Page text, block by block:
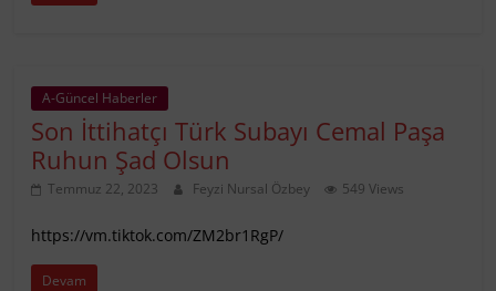
A-Güncel Haberler
Son İttihatçı Türk Subayı Cemal Paşa
Ruhun Şad Olsun
Temmuz 22, 2023 Feyzi Nursal Özbey 549 Views
https://vm.tiktok.com/ZM2br1RgP/
Devam